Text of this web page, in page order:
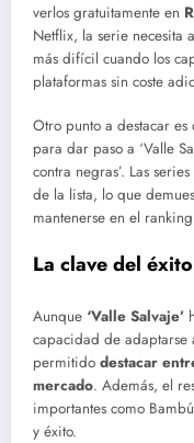
verlos gratuitamente en
Netflix, la serie necesita
más difícil cuando los
plataformas sin coste
Otro punto a destacar
para dar paso a ‘Valle
contra negras’. Las series
de la lista, lo que
mantenerse en el
La clave del éxito
Aunque ‘Valle Salvaje’
capacidad de adaptarse
permitido destacar
mercado. Además, el
importantes como
y éxito.